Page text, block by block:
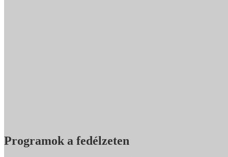
Programok a fedélzeten